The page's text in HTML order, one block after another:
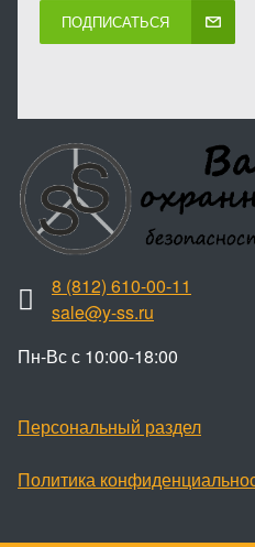
ПОДПИСАТЬСЯ
8 (812) 610-00-11
sale@y-ss.ru
Пн-Вс с 10:00-18:00
Персональный раздел
Политика